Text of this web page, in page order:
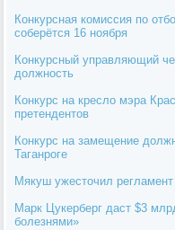
Конкурсная комиссия по
соберётся 16 ноября
Конкурсный управляющий
должность
Конкурс на кресло мэра
претендентов
Конкурс на замещение
Таганроге
Мякуш ужесточил
Марк Цукерберг даст $3
болезнями»